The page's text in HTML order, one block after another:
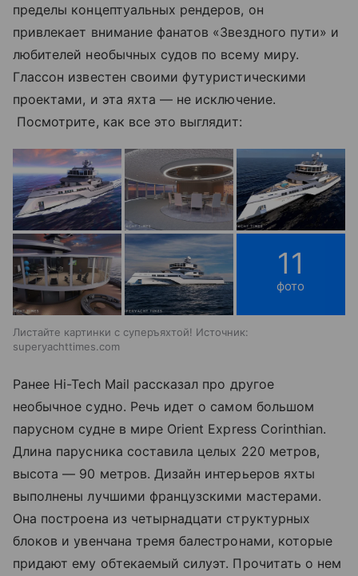
пределы концептуальных рендеров, он
привлекает внимание фанатов «Звездного пути» и
любителей необычных судов по всему миру.
Глассон известен своими футуристическими
проектами, и эта яхта — не исключение.
Посмотрите, как все это выглядит:
11
фото
Листайте картинки с суперъяхтой! Источник:
superyachttimes.com
Ранее Hi-Tech Mail рассказал про другое
необычное судно. Речь идет о самом большом
парусном судне в мире Orient Express Corinthian.
Длина парусника составила целых 220 метров,
высота — 90 метров. Дизайн интерьеров яхты
выполнены лучшими французскими мастерами.
Она построена из четырнадцати структурных
блоков и увенчана тремя балестронами, которые
придают ему обтекаемый силуэт. Прочитать о нем